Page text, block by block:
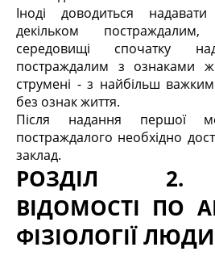
Іноді доводиться
декільком
середовищі спочатку
постраждалим з ознаками
струмені - з найбільш
без ознак життя.
Після надання першої
постраждалого необхідно
заклад.
РОЗДІЛ 2.
ВІДОМОСТІ ПО
ФІЗІОЛОГІЇ